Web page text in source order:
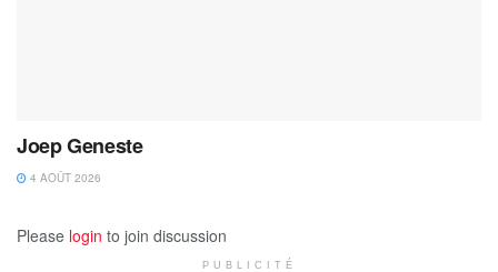
Joep Geneste
4 AOÛT 2026
Please login to join discussion
PUBLICITÉ